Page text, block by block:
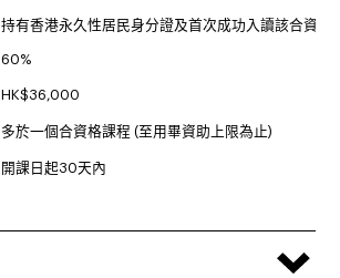
持有香港永久性居民身分證及首次成功入讀該合資格
60%
HK$36,000
多於一個合資格課程 (至用畢資助上限為止)
開課日起30天內